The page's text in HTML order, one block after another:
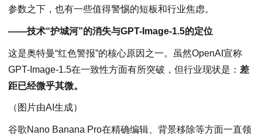
参数之下，也有一些值得警惕的短板和行业焦虑。
——技术“护城河”的消失与GPT-Image-1.5的定位
这是奥特曼“红色警报”的核心原因之一。虽然OpenAI宣称
GPT-Image-1.5在一致性方面有所突破，但行业现状是： 差
距已经微乎其微。
（图片由AI生成）
谷歌Nano Banana Pro在精确编辑、背景移除等方面一直领